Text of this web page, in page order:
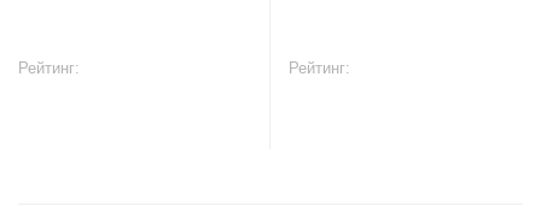
Рейтинг: Рейтинг: